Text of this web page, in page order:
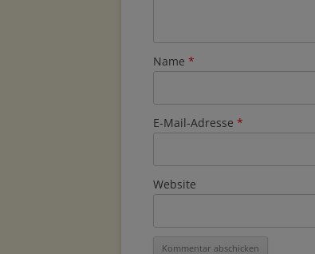
Name *
E-Mail-Adresse *
Website